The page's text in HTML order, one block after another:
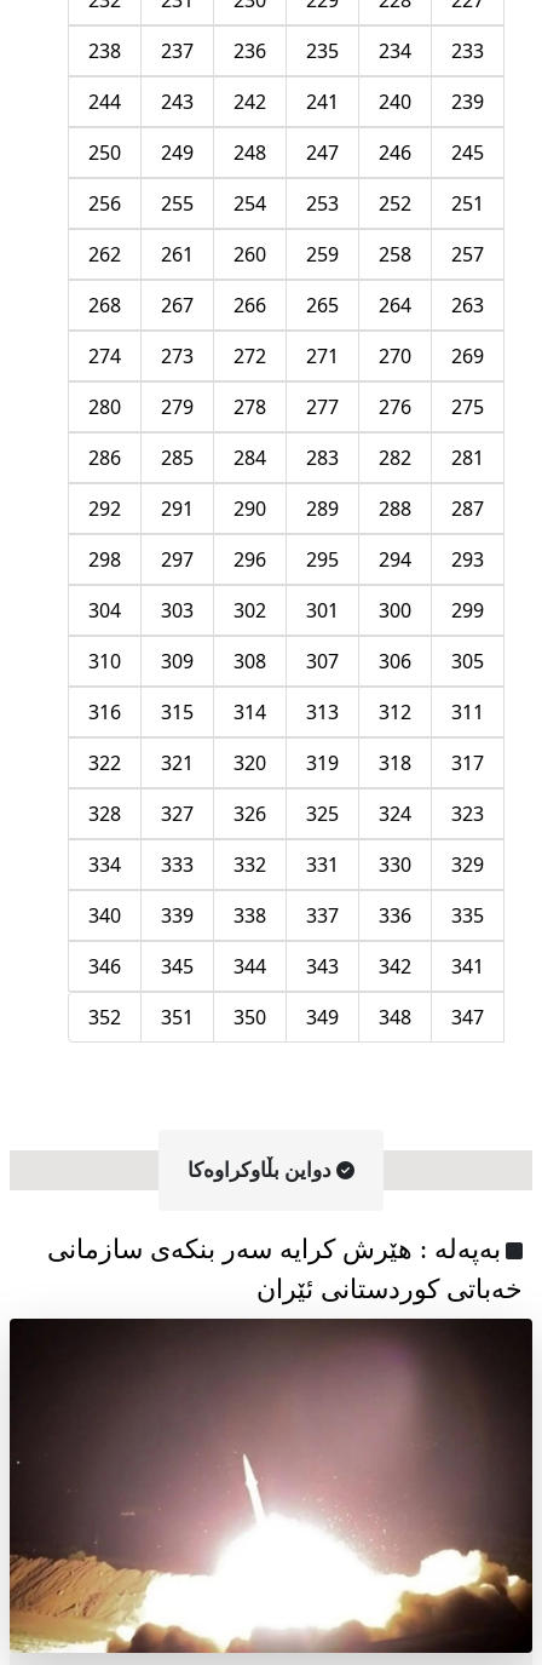
233
234
235
236
237
238
239
240
241
242
243
244
245
246
247
248
249
250
251
252
253
254
255
256
257
258
259
260
261
262
263
264
265
266
267
268
269
270
271
272
273
274
275
276
277
278
279
280
281
282
283
284
285
286
287
288
289
290
291
292
293
294
295
296
297
298
299
300
301
302
303
304
305
306
307
308
309
310
311
312
313
314
315
316
317
318
319
320
321
322
323
324
325
326
327
328
329
330
331
332
333
334
335
336
337
338
339
340
341
342
343
344
345
346
347
348
349
350
351
352
دواین بڵاوکراوه‌کا
به‌په‌له‌ : هێرش کرایە سەر بنکەی سازمانی
خەباتی کوردستانی ئێران